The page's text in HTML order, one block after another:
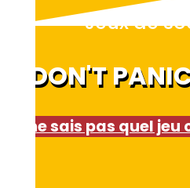
Jeux de
DON'T
Je ne sais pas quel jeu